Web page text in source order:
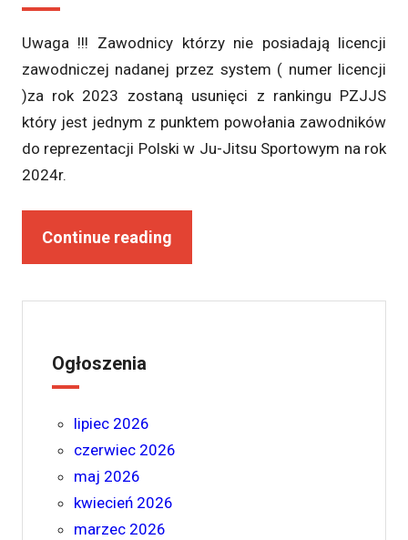
Uwaga !!! Zawodnicy którzy nie posiadają licencji
zawodniczej nadanej przez system ( numer licencji
)za rok 2023 zostaną usunięci z rankingu PZJJS
który jest jednym z punktem powołania zawodników
do reprezentacji Polski w Ju-Jitsu Sportowym na rok
2024r.
Continue reading
Ogłoszenia
lipiec 2026
czerwiec 2026
maj 2026
kwiecień 2026
marzec 2026